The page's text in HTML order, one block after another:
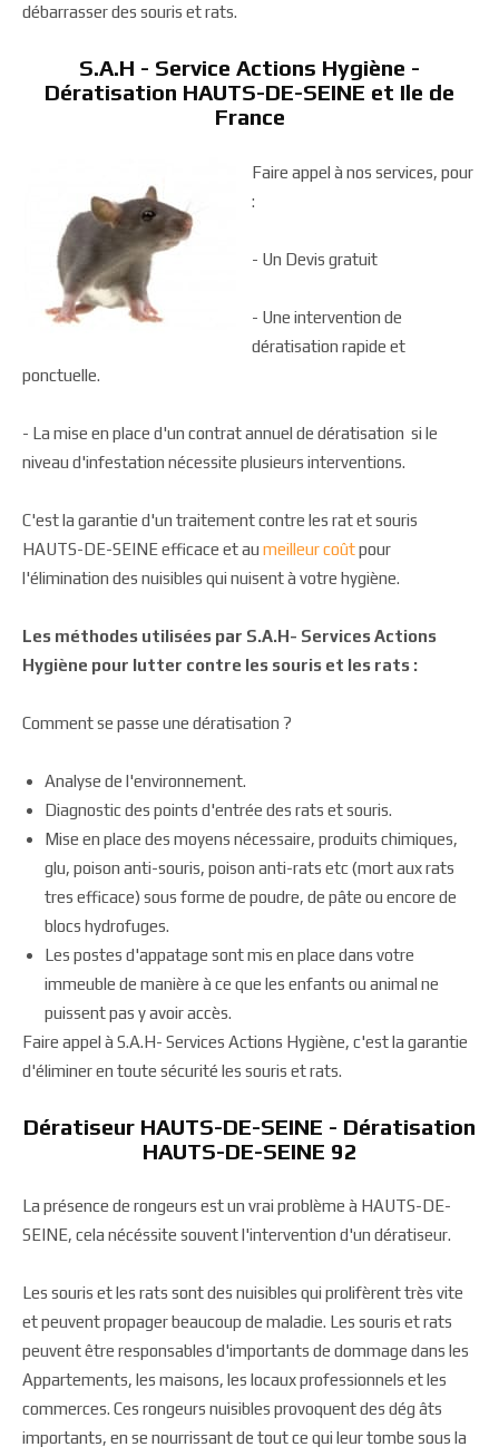
débarrasser des souris et rats.
S.A.H - Service Actions Hygiène -
Dératisation HAUTS-DE-SEINE et Ile de
France
Faire appel à nos services, pour
:
- Un Devis gratuit
- Une intervention de
dératisation rapide et
ponctuelle.
- La mise en place d'un contrat annuel de dératisation si le
niveau d'infestation nécessite plusieurs interventions.
C'est la garantie d'un traitement contre les rat et souris
HAUTS-DE-SEINE efficace et au meilleur coûtpour
l'élimination des nuisibles qui nuisent à votre hygiène.
Les méthodes utilisées par S.A.H- Services Actions
Hygiène pour lutter contre les souris et les rats :
Comment se passe une dératisation ?
Analyse de l'environnement.
Diagnostic des points d'entrée des rats et souris.
Mise en place des moyens nécessaire, produits chimiques,
glu, poison anti-souris, poison anti-rats etc (mort aux rats
tres efficace) sous forme de poudre, de pâte ou encore de
blocs hydrofuges.
Les postes d'appatage sont mis en place dans votre
immeuble de manière à ce que les enfants ou animal ne
puissent pas y avoir accès.
Faire appel à S.A.H- Services Actions Hygiène, c'est la garantie
d'éliminer en toute sécurité les souris et rats.
Dératiseur HAUTS-DE-SEINE - Dératisation
HAUTS-DE-SEINE 92
La présence de rongeurs est un vrai problème à HAUTS-DE-
SEINE, cela nécéssite souvent l'intervention d'un dératiseur.
Les souris et les rats sont des nuisibles qui prolifèrent très vite
et peuvent propager beaucoup de maladie. Les souris et rats
peuvent être responsables d'importants de dommage dans les
Appartements, les maisons, les locaux professionnels et les
commerces. Ces rongeurs nuisibles provoquent des dég âts
importants, en se nourrissant de tout ce qui leur tombe sous la